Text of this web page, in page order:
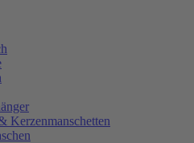
Kerzenmanschetten